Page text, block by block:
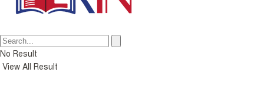
No Result
View All Result